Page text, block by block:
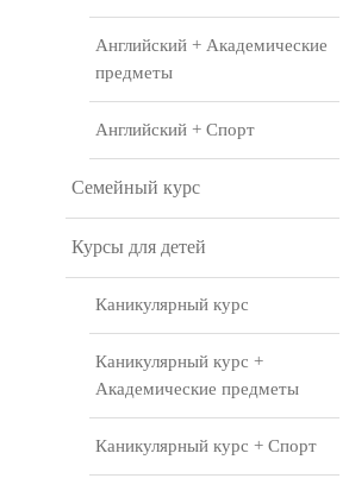
Английский + Академические
предметы
Английский + Спорт
Семейный курс
Курсы для детей
Каникулярный курс
Каникулярный курс +
Академические предметы
Каникулярный курс + Спорт